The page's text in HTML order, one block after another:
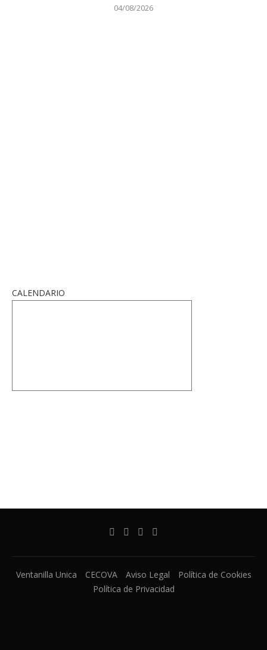
04/08/2026
CALENDARIO
Ventanilla Unica CECOVA Aviso Legal
Política de Cookies
Política de Privacidad